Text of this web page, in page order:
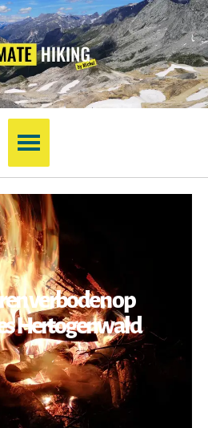
verboden op
Hertogenwald